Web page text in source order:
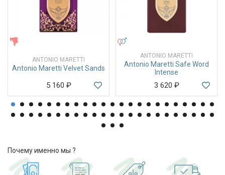
ANTONIO MARETTI
Antonio Maretti Velvet Sands
5 160 ₽
ANTONIO MARETTI
Antonio Maretti Safe Word
Intense
3 620 ₽
Почему именно мы ?